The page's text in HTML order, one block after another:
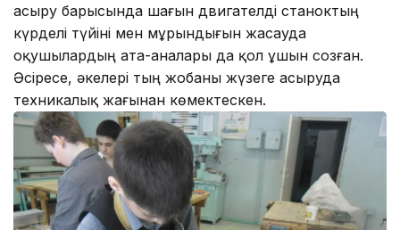
асыру барысында шағын двигателді станоктың
күрделі түйіні мен мұрындығын жасауда
оқушылардың ата-аналары да қол ұшын созған.
Әсіресе, әкелері тың жобаны жүзеге асыруда
техникалық жағынан көмектескен.